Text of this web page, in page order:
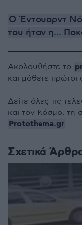
Ο Έντουαρντ
του ήταν η...
Σχετικά
Ακολουθήστε το
και μάθετε πρώτοι
Δείτε όλες τις
και τον Κόσμο, τη
Protothema.gr